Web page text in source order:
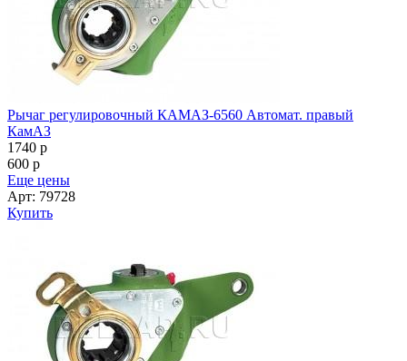
Рычаг регулировочный КАМАЗ-6560 Автомат. правый
КамАЗ
1740 p
600 p
Еще цены
Арт: 79728
Купить